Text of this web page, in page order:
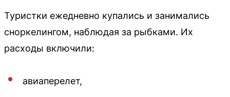
Туристки ежедневно купались и занимались
сноркелингом, наблюдая за рыбками. Их
расходы включили:
авиаперелет,